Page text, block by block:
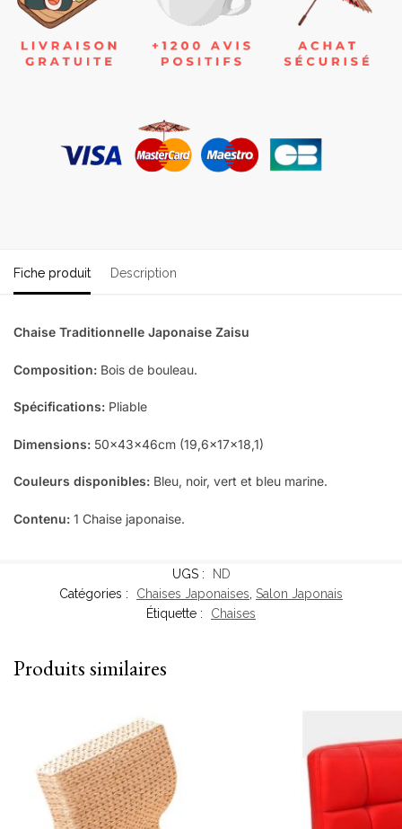
Fiche produit Description
Chaise Traditionnelle Japonaise Zaisu
Composition: Bois de bouleau.
Spécifications: Pliable
Dimensions: 50x43x46cm (19,6x17x18,1)
Couleurs disponibles: Bleu, noir, vert et bleu marine.
Contenu: 1 Chaise japonaise.
UGS :
ND
Catégories :
Chaises Japonaises Salon Japonais
Étiquette :
Chaises
Produits similaires